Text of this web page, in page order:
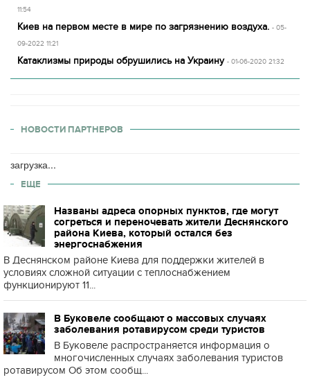
11:54
Киев на первом месте в мире по загрязнению воздуха. - 05-
09-2022 11:21
Катаклизмы природы обрушились на Украину - 01-06-2020 21:32
НОВОСТИ ПАРТНЕРОВ
загрузка...
ЕЩЕ
Названы адреса опорных пунктов, где могут
согреться и переночевать жители Деснянского
района Киева, который остался без
энергоснабжения
В Деснянском районе Киева для поддержки жителей в
условиях сложной ситуации с теплоснабжением
функционируют 11...
В Буковеле сообщают о массовых случаях
заболевания ротавирусом среди туристов
В Буковеле распространяется информация о
многочисленных случаях заболевания туристов
ротавирусом Об этом сообщ...